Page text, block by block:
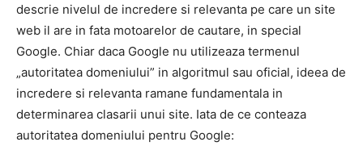
descrie nivelul de incredere si relevanta pe care un site
web il are in fata motoarelor de cautare, in special
Google. Chiar daca Google nu utilizeaza termenul
„autoritatea domeniului” in algoritmul sau oficial, ideea de
incredere si relevanta ramane fundamentala in
determinarea clasarii unui site. Iata de ce conteaza
autoritatea domeniului pentru Google: